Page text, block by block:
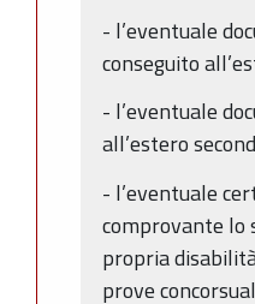
- l’eventuale
conseguito
- l’eventuale
all’estero
- l’eventuale
comprovante lo
propria
prove